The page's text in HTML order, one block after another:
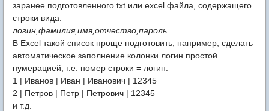
заранее подготовленного txt или excel файла, содержащего
строки вида:
логин,фамилия,имя,отчество,пароль
В Excel такой список проще подготовить, например, сделать
автоматическое заполнение колонки логин простой
нумерацией, т.е. номер строки = логин.
1 | Иванов | Иван | Иванович | 12345
2 | Петров | Петр | Петрович | 12345
и т.д.